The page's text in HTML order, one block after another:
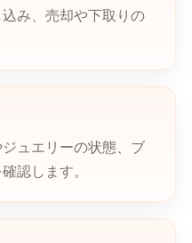
み、売却や下取りの
ュエリーの状態、ブ
認します。